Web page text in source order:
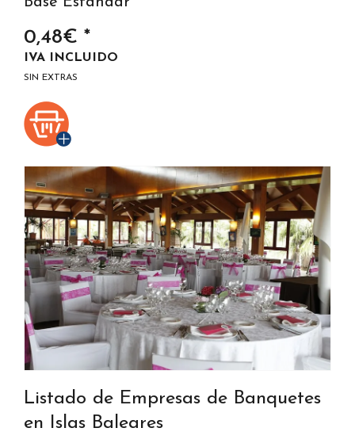
0,48€ *
IVA INCLUIDO
SIN EXTRAS
Listado de Empresas de Banquetes
en Islas Baleares